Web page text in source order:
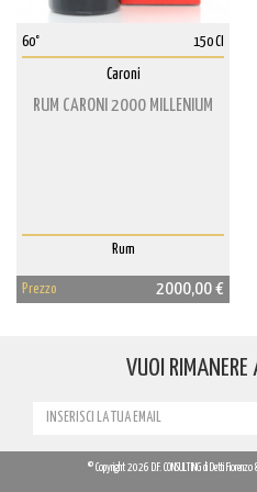
60° 150 Cl
Caroni
RUM CARONI 2000 MILLENIUM
Rum
Prezzo 2000,00 €
VUOI RIMANERE
© Copyright 2026 D.F. CONSULTING di Detti